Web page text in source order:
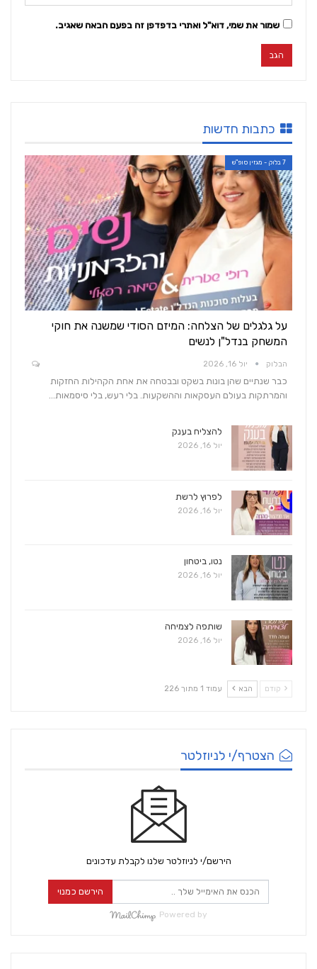
שמור את שמי, דוא"ל ואתרי בדפדפן זה בפעם הבאה שאגיב.
כתבות חדשות
7 בלוק - מגזין סופ"ש
על גלגלים של הצלחה: המיזם הסודי שמשנה את חוקי
המשחק בנדל"ן לנשים
הבלוק יול 16, 2026
כבר שנתיים שהן בונות בשקט ובבטחה את אחת הקהילות החזקות
והמרתקות בעולם העסקאות וההשקעות. בלי רעש, בלי סיסמאות…
להצליח בענק
יול 16, 2026
לפרוץ לרשת
יול 16, 2026
נטו, ביטחון
יול 16, 2026
שותפה לצמיחה
יול 16, 2026
קודם הבא עמוד 1 מתוך 226
הצטרף/י לניוזלטר
הירשם/י לניוזלטר שלנו לקבלת עדכונים
הירשם כמנוי
Powered by